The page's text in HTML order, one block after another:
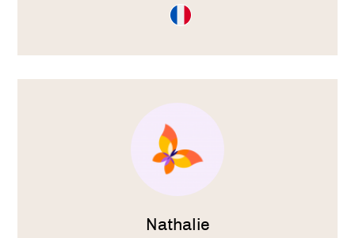
Consultation
en
Voir
Nathalie